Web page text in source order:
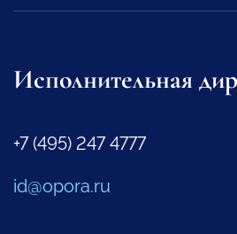
Исполнительная
+7 (495) 247 4777
id@opora.ru